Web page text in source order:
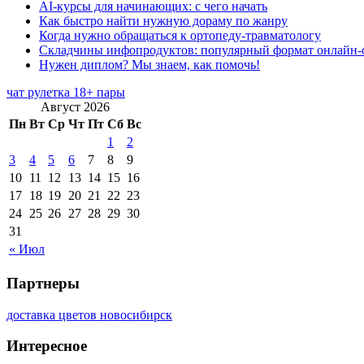
AI-курсы для начинающих: с чего начать
Как быстро найти нужную дораму по жанру
Когда нужно обращаться к ортопеду-травматологу
Складчины инфопродуктов: популярный формат онлайн-
Нужен диплом? Мы знаем, как помочь!
чат рулетка 18+ пары
Август 2026
Пн Вт Ср Чт Пт Сб Вс
« Июл
1
2
3
4 5 6 7 8
9
10 11 12 13 14 15 16
17 18 19 20 21 22 23
24 25 26 27 28 29 30
31
Партнеры
доставка цветов новосибирск
Интересное